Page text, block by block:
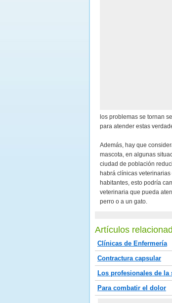
los problemas se tornan
para atender estas
Además, hay que
mascota, en algunas
ciudad de población
habrá clínicas
habitantes, esto podría
veterinaria que pueda
perro o a un gato.
Artículos
Clínicas de Enfermería
Contractura capsular
Los profesionales de
Para combatir el dolor